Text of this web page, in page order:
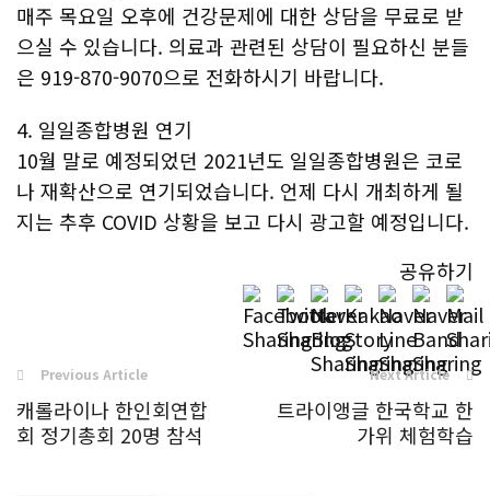
매주 목요일 오후에 건강문제에 대한 상담을 무료로 받
으실 수 있습니다. 의료과 관련된 상담이 필요하신 분들
은 919-870-9070으로 전화하시기 바랍니다.
4. 일일종합병원 연기
10월 말로 예정되었던 2021년도 일일종합병원은 코로
나 재확산으로 연기되었습니다. 언제 다시 개최하게 될
지는 추후 COVID 상황을 보고 다시 광고할 예정입니다.
공유하기
Previous Article
캐롤라이나 한인회연합
회 정기총회 20명 참석
Next Article
트라이앵글 한국학교 한
가위 체험학습